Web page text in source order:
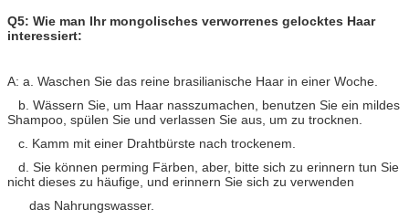
Q5: Wie man Ihr mongolisches verworrenes gelocktes Haar
interessiert:
A: a. Waschen Sie das reine brasilianische Haar in einer Woche.
b. Wässern Sie, um Haar nasszumachen, benutzen Sie ein mildes
Shampoo, spülen Sie und verlassen Sie aus, um zu trocknen.
c. Kamm mit einer Drahtbürste nach trockenem.
d. Sie können perming Färben, aber, bitte sich zu erinnern tun Sie
nicht dieses zu häufige, und erinnern Sie sich zu verwenden
das Nahrungswasser.